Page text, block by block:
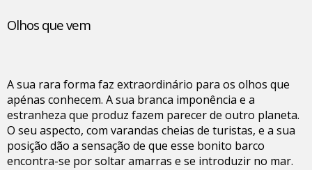
Olhos que vem
A sua rara forma faz extraordinário para os olhos que
apénas conhecem. A sua branca imponência e a
estranheza que produz fazem parecer de outro planeta.
O seu aspecto, com varandas cheias de turistas, e a sua
posição dão a sensação de que esse bonito barco
encontra-se por soltar amarras e se introduzir no mar.